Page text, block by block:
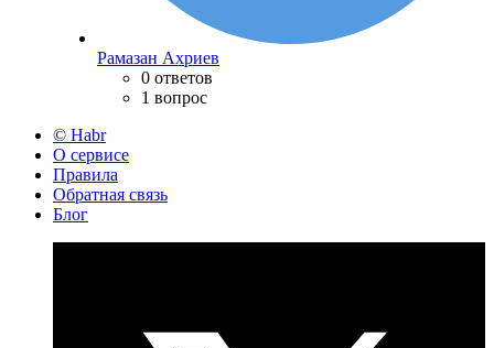
Рамазан Ахриев
0 ответов
1 вопрос
© Habr
О сервисе
Правила
Обратная связь
Блог